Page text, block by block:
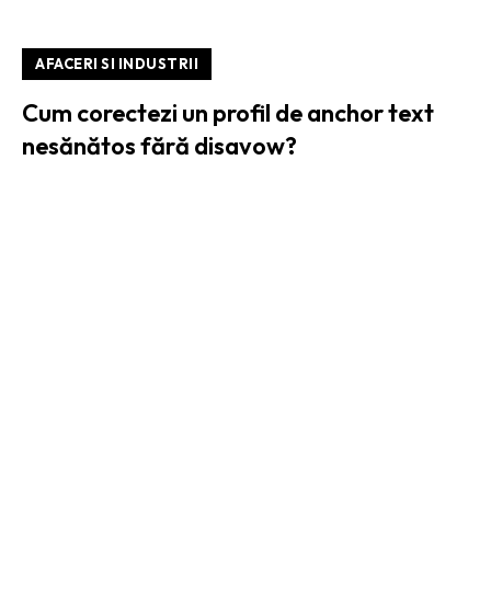
AFACERI SI INDUSTRII
Cum corectezi un profil de anchor text
nesănătos fără disavow?